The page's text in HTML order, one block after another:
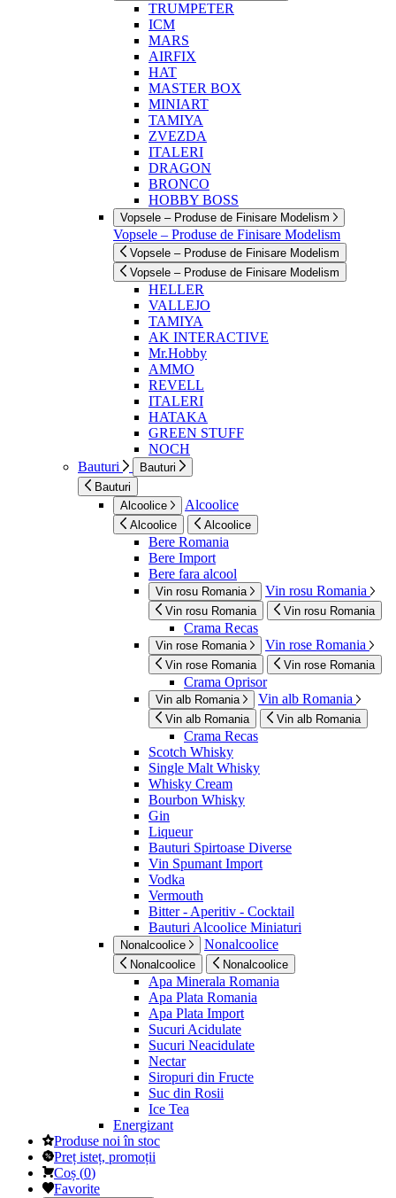
TRUMPETER
ICM
MARS
AIRFIX
HAT
MASTER BOX
MINIART
TAMIYA
ZVEZDA
ITALERI
DRAGON
BRONCO
HOBBY BOSS
Vopsele – Produse de Finisare Modelism
Vopsele – Produse de Finisare Modelism
Vopsele – Produse de Finisare Modelism
Vopsele – Produse de Finisare Modelism
HELLER
VALLEJO
TAMIYA
AK INTERACTIVE
Mr.Hobby
AMMO
REVELL
ITALERI
HATAKA
GREEN STUFF
NOCH
Bauturi
Bauturi
Bauturi
Alcoolice
Alcoolice
Alcoolice Alcoolice
Bere Romania
Bere Import
Bere fara alcool
Vin rosu Romania Vin rosu Romania
Vin rosu Romania Vin rosu Romania
Crama Recas
Vin rose Romania Vin rose Romania
Vin rose Romania Vin rose Romania
Crama Oprisor
Vin alb Romania Vin alb Romania
Vin alb Romania Vin alb Romania
Crama Recas
Scotch Whisky
Single Malt Whisky
Whisky Cream
Bourbon Whisky
Gin
Liqueur
Bauturi Spirtoase Diverse
Vin Spumant Import
Vodka
Vermouth
Bitter - Aperitiv - Cocktail
Bauturi Alcoolice Miniaturi
Nonalcoolice Nonalcoolice
Nonalcoolice Nonalcoolice
Apa Minerala Romania
Apa Plata Romania
Apa Plata Import
Sucuri Acidulate
Sucuri Neacidulate
Nectar
Siropuri din Fructe
Suc din Rosii
Ice Tea
Energizant
Produse noi în stoc
Preț isteț, promoții
Coș (0)
Favorite